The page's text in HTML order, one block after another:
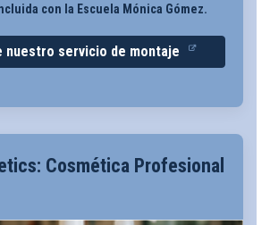
con la Escuela Mónica Gómez.
nuestro servicio de montaje
Cosmética Profesional